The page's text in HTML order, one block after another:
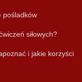
pośladków
siłowych?
i jakie korzyści